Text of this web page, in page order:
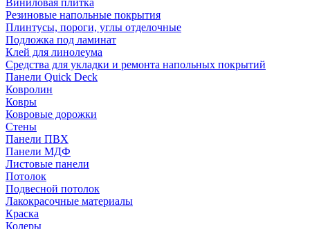
Виниловая плитка
Резиновые напольные покрытия
Плинтусы, пороги, углы отделочные
Подложка под ламинат
Клей для линолеума
Средства для укладки и ремонта напольных покрытий
Панели Quick Deck
Ковролин
Ковры
Ковровые дорожки
Стены
Панели ПВХ
Панели МДФ
Листовые панели
Потолок
Подвесной потолок
Лакокрасочные материалы
Краска
Колеры